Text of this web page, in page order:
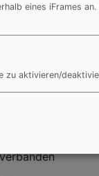
durch die
eines iFrames an.
zu aktivieren/